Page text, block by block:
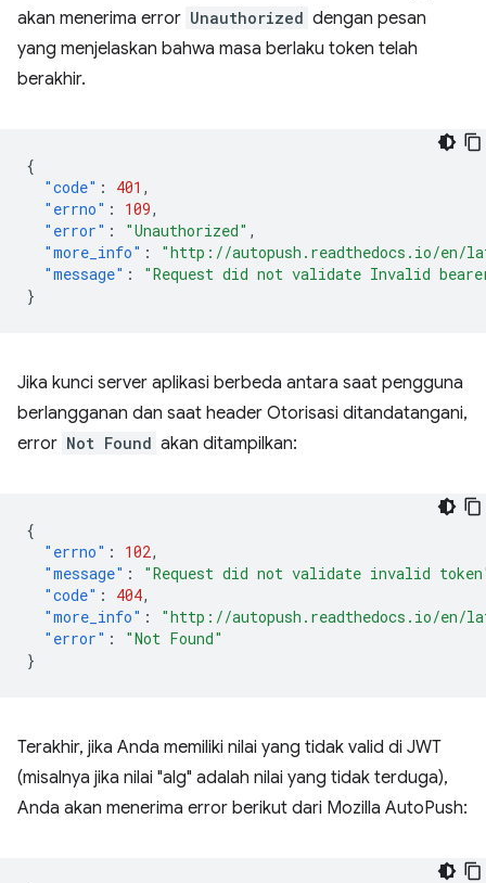
akan menerima error Unauthorized dengan pesan
yang menjelaskan bahwa masa berlaku token telah
berakhir.
{
"code" : 401 ,
"errno" : 109,
"error" : "Unauthorized" ,
"more_info" :
"http://autopush.readthedocs.io/en/
"message" :
"Request did not validate Invalid
}
Jika kunci server aplikasi berbeda antara saat pengguna
berlangganan dan saat header Otorisasi ditandatangani,
error Not Found akan ditampilkan:
{
"errno" : 102,
"message" :
"Request did not validate invalid
"code" : 404,
"more_info" :
"http://autopush.readthedocs.io/en/
"error" :
"Not Found"
}
Terakhir, jika Anda memiliki nilai yang tidak valid di JWT
(misalnya jika nilai "alg" adalah nilai yang tidak terduga),
Anda akan menerima error berikut dari Mozilla AutoPush: